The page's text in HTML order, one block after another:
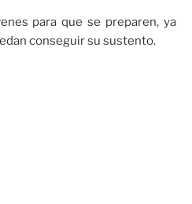
para que se preparen, ya
conseguir su sustento.